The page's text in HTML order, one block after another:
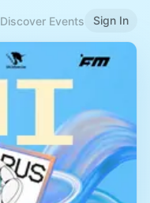
Discover Events Sign In